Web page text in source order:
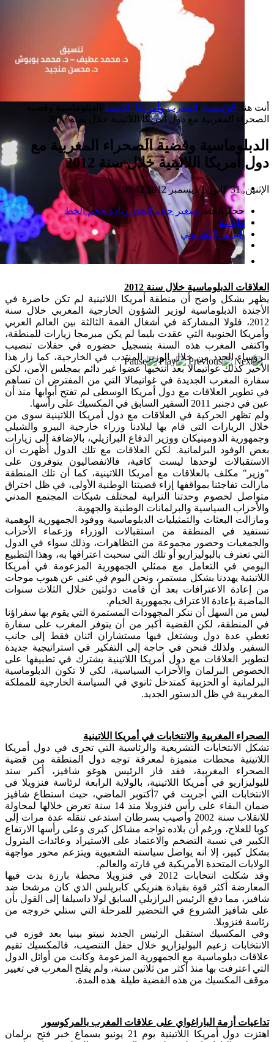
إصدار جديد
واشنطن بأورتيغا؟
أنت هنا: الرئيسية المغرب وأمريكا اللاتينية
الصحراء المغربية مع دول أمريكا اللاتينية خلال سنة 2012
الدبلوماسية وقضية الصحراء المغربية مع
دول أمريكا اللاتينية خلال سنة 2012
الإثنين, 31 كانون1/ديسمبر 2012 09:42
حجم الخط تصغير حجم الخط زيادة حجم الخط
طباعة
البريد الإلكتروني
العلاقات الدبلوماسية خلال سنة 2012
يظهر بشكل واضح أن منطقة أمريكا اللاتينية لم تكن حاضرة في
الأجندة الدبلوماسية لوزير الشؤون الخارجية المغربي خلال سنة
2012، فلولا المشاركة في أشغال القمة الثالثة بين العالم العربي
وأمريكا الجنوبية التي عقدت بليما لم يكن مبرمجا زيارات للمنطقة،
واكتفى المغرب هذه السنة بتسجيل حضوره في حفلات تنصيب
الرؤساء الجدد من خلال الوزير المنتدب في الخارجية، كما زار هذا
الأخير كذلك غواتيمالا بعد انتخبها عضوا غير دائم بمجلس الأمن، لكن
سفارة المغرب الجديدة في غواتيمالا التي من المفترض أن تساهم
في تطوير العلاقات مع دول أمريكا الوسطى لم تفتح أبوابها منذ أن
عين في دجنبر 2011 السفير السابق في المكسيك على رأسها.
ولم تظهر الحركية في العلاقات مع دول أمريكا اللاتينية سوى من
خلال الزيارات التي قام بها لبلادنا وزراء خارجية البيرو والشيلي
وجمهورية الدومينيكان ووزير الدفاع البرازيلي، بالإضافة إلى زيارات
بعض الوفود البرلمانية. لكن العلاقات مع تلك الدول أظهرت أن
الاستقبالات لوحدها ليست كافية، فالانفصاليون يتوفرون على
"وزير" مكلف بالعلاقات مع أمريكا اللاتينية، كما أن تلك المنطقة
مازالت تفاجئنا بمواقفها إزاء قضيتنا الوطنية الأولى، في ظل اختراق
متواصل لخصوم وحدتنا الترابية لمختلف شبكات المجتمع المدني
والأحزاب السياسية والبرلمانات الوطنية والجهوية.
ومازالت البعثات والتمثيليات الدبلوماسية ووفود الجمهورية الوهمية
تستفيد في المنطقة من استقبالات الوزراء وزعماء الأحزاب
والجمعيات وحضور مجموعة من التظاهرات، وذلك سواء في الدول
التي تعترف بالبوليزاريو أو تلك التي سحبت اعترافها به، وهذا التطبيع
اليومي في التعامل مع ممثلي الجمهورية المزعومة في أمريكا
اللاتينية يهددنا بشكل مستمر، ونحن اليوم في غنى عن هبوب موجات
من إعادة الاعترافات بعد أن قامت دولتين خلال الثلاث سنوات
الماضية بإعادة الاعتراف بجمهورية الخيام.
ليس من السهل أن ننكر المجهودات المستمرة التي يقوم بها سفراؤنا
في المنطقة، لكن القضية أكبر من أن يتوفر المغرب على سفارة
تغطي عدة دول ويشتغل فيها مستشاران اثنان فقط إلى جانب
السفير. ولذلك فنحن في حاجة إلى التفكير في استراتيجية جديدة
لتطوير العلاقات مع دول أمريكا اللاتينية يشترك في تطبيقها على
الخصوص البرلمان والأحزاب السياسية، لكي لا تكون الدبلوماسية
البرلمانية أو الحزبية كمتدخل ثانوي في السياسة الخارجية للمملكة
المغربية في ظل الدستور الجديد.
الصحراء المغربية والانتخابات في أمريكا اللاتينية
تشكل الانتخابات التشريعية والرئاسية التي تجرى في دول أمريكا
اللاتينية محطات متميزة لمعرفة توجه دول المنطقة من قضية
الصحراء المغربية، فقد فاز الرئيس هوغو شافيز، أكبر سند
للبوليزاريو في أمريكا اللاتينية، بالولاية الرابعة لرئاسة فنزويلا في
الانتخابات التي أجريت في 7أكتوبر الماضي، حيث استطاع شافيز
ضمان البقاء على رأس فنزويلا منذ 14 سنة تعرض خلالها لمحاولة
للانقلاب سنة 2002 وأصيب بسرطان استدعى تنقله عدة مرات إلى
كوبا للعلاج، ورغم أن بلاده تواجه مشاكل كبرى وعلى رأسها الارتفاع
الكبير في نسبة التضخم والاعتماد على الاستيراد وعائدات البترول
بشكل كبير، إلا أنه يواصل سياسته الشعبوية ويتزعم محور مواجهة
الولايات المتحدة الأمريكية في قارته والعالم.
وقد شكلت انتخابات 2012 في فنزويلا محطة بارزة بدت فيها
المعارضة أكثر قوة بقيادة هنريكي كابريلس الذي كان مرشحا ضد
شافيز، مما دفع الرئيس البرازيلي السابق لولا داسيلفا إلى القول بأن
على شافيز الشروع في التحضير للمرحلة التي ستلي خروجه من
رئاسة فنزويلا.
وفي المكسيك استقبل الرئيس الجديد نييتو بينيا بعد فوزه في
الانتخابات زعيم البوليزاريو خلال حفل التنصيب، فالمكسيك تقيم
علاقات دبلوماسية مع الجمهورية المزعومة وكانت من أوائل الدول
التي اعترفت بها منذ أكثر من ثلاثين سنة، ولم يفلح المغرب في تغيير
موقف المكسيك من هذه القضية طيلة هذه المدة.
تداعيات أزمة الباراغواي على علاقات المغرب بالمركوسور
اهتزت دول أمريكا اللاتينية يوم 21 يونيو بسماع خبر فتح برلمان